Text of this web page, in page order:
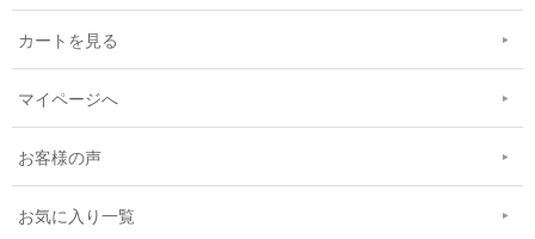
カートを見る
マイページへ
お客様の声
お気に入り一覧